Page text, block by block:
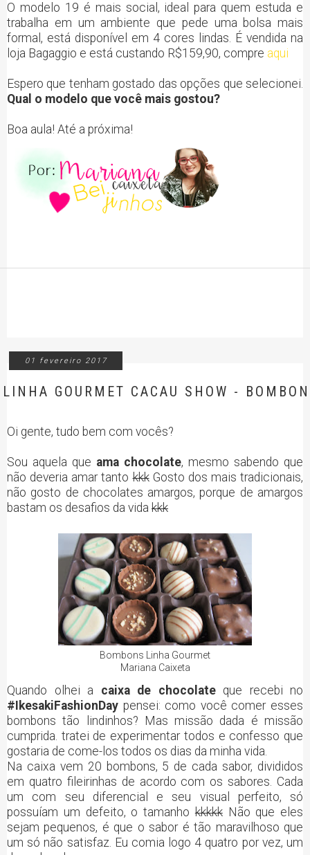
O modelo 19 é mais social, ideal para quem estuda e
trabalha em um ambiente que pede uma bolsa mais
formal, está disponível em 4 cores lindas. É vendida na
loja Bagaggio e está custando R$159,90, compre aqui
Espero que tenham gostado das opções que selecionei.
Qual o modelo que você mais gostou?
Boa aula! Até a próxima!
01 fevereiro 2017
LINHA GOURMET CACAU SHOW -
Oi gente, tudo bem com vocês?
Sou aquela que ama chocolate, mesmo sabendo que
não deveria amar tantokkkGosto dos mais tradicionais,
não gosto de chocolates amargos, porque de amargos
bastam os desafios da vida kkk
Bombons Linha Gourmet
Mariana Caixeta
Quando olhei a caixa de chocolateque recebi no
#IkesakiFashionDay pensei: como você comer esses
bombons tão lindinhos? Mas missão dada é missão
cumprida. tratei de experimentar todos e confesso que
gostaria de come-los todos os dias da minha vida.
Na caixa vem 20 bombons, 5 de cada sabor, divididos
em quatro fileirinhas de acordo com os sabores. Cada
um com seu diferencial e seu visual perfeito, só
possuíam um defeito, o tamanhokkkkkNão que eles
sejam pequenos, é que o sabor é tão maravilhoso que
um só não satisfaz. Eu comia logo 4 quatro por vez, um